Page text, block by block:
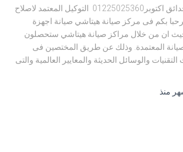
مركز صيانة هيتاشي حدائق اكتوبر01225025360 التوكيل المعتمد لاصلاح
بكم فى مركز صيانة هيتاشي صيانة اجهزة
ان من خلال مراكز صيانة هيتاشي ستحصلون
المعتمدة. وذلك عن طريق المختصين فى
والوسائل الحديثة والمعايير العالمية والتى
منذ